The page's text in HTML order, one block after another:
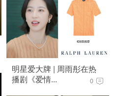
明星爱大牌 | 周雨彤在热
播剧《爱情...
0